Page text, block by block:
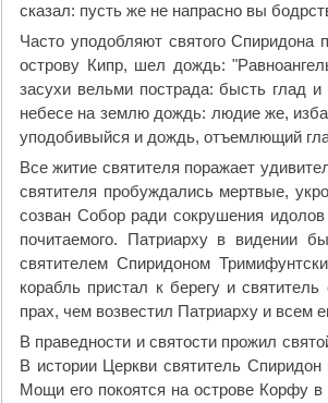
сказал: пусть же не напрасно вы
Часто уподобляют святого Спиридона
острову Кипр, шел дождь:
засухи вельми пострада: бысть глад
небесе на землю дождь: людие же,
уподобивыйся и дождь, отъемлющий
Все житие святителя поражает
святителя пробуждались мертвые,
созван Собор ради сокрушения
почитаемого. Патриарху в видении
святителем Спиридоном
корабль пристал к берегу и
прах, чем возвестил Патриарху и всем
В праведности и святости прожил
В истории Церкви святитель
Мощи его покоятся на острове Корфу